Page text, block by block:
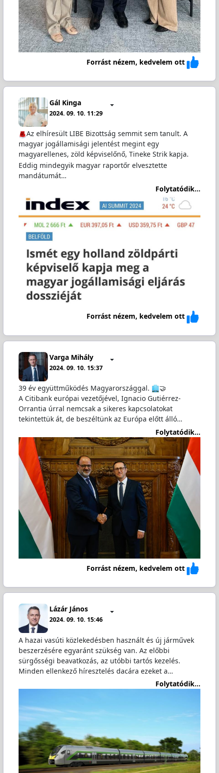
Forrást nézem, kedvelem ott
Gál Kinga
2024. 09. 10. 11:29
Az elhíresült LIBE Bizottság semmit sem tanult. A
magyar jogállamisági jelentést megint egy
magyarellenes, zöld képviselőnő, Tineke Strik kapja.
Eddig mindegyik magyar raportőr elvesztette
mandátumát…
Folytatódik...
Forrást nézem, kedvelem ott
Varga Mihály
2024. 09. 10. 15:37
39 év együttműködés Magyarországgal.
🤝
A Citibank európai vezetőjével, Ignacio Gutiérrez-
Orrantia úrral nemcsak a sikeres kapcsolatokat
tekintettük át, de beszéltünk az Európa előtt álló…
Folytatódik...
Forrást nézem, kedvelem ott
Lázár János
2024. 09. 10. 15:46
A hazai vasúti közlekedésben használt és új járművek
beszerzésére egyaránt szükség van. Az előbbi
sürgősségi beavatkozás, az utóbbi tartós kezelés.
Minden ellenkező híresztelés dacára ezeket a…
Folytatódik...